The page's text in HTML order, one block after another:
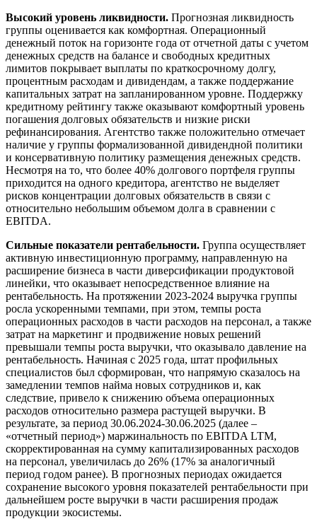
Высокий уровень ликвидности. Прогнозная ликвидность
группы оценивается как комфортная. Операционный
денежный поток на горизонте года от отчетной даты с учетом
денежных средств на балансе и свободных кредитных
лимитов покрывает выплаты по краткосрочному долгу,
процентным расходам и дивидендам, а также поддержание
капитальных затрат на запланированном уровне. Поддержку
кредитному рейтингу также оказывают комфортный уровень
погашения долговых обязательств и низкие риски
рефинансирования. Агентство также положительно отмечает
наличие у группы формализованной дивидендной политики
и консервативную политику размещения денежных средств.
Несмотря на то, что более 40% долгового портфеля группы
приходится на одного кредитора, агентство не выделяет
рисков концентрации долговых обязательств в связи с
относительно небольшим объемом долга в сравнении с
EBITDA.
Сильные показатели рентабельности. Группа осуществляет
активную инвестиционную программу, направленную на
расширение бизнеса в части диверсификации продуктовой
линейки, что оказывает непосредственное влияние на
рентабельность. На протяжении 2023-2024 выручка группы
росла ускоренными темпами, при этом, темпы роста
операционных расходов в части расходов на персонал, а также
затрат на маркетинг и продвижение новых решений
превышали темпы роста выручки, что оказывало давление на
рентабельность. Начиная с 2025 года, штат профильных
специалистов был сформирован, что напрямую сказалось на
замедлении темпов найма новых сотрудников и, как
следствие, привело к снижению объема операционных
расходов относительно размера растущей выручки. В
результате, за период 30.06.2024-30.06.2025 (далее –
«отчетный период») маржинальность по EBITDA LTM,
скорректированная на сумму капитализированных расходов
на персонал, увеличилась до 26% (17% за аналогичный
период годом ранее). В прогнозных периодах ожидается
сохранение высокого уровня показателей рентабельности при
дальнейшем росте выручки в части расширения продаж
продукции экосистемы.